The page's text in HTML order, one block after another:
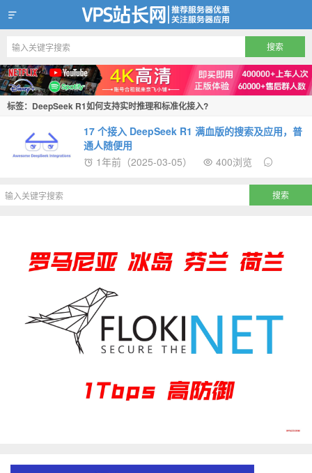
VPS站长网
标签：DeepSeek R1如何支持实时推理和标准化接入?
17 个接入 DeepSeek R1 满血版的搜索及应用，普
通人随便用
1年前（2025-03-05）
400浏览